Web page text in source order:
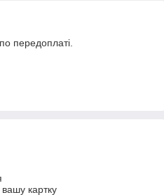
передоплаті.
картку